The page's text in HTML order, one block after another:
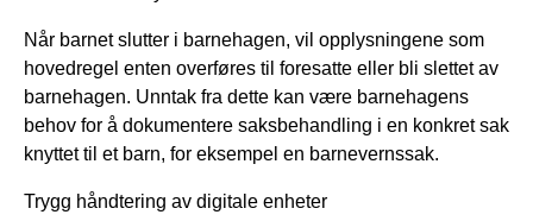
Når barnet slutter i barnehagen, vil opplysningene som
hovedregel enten overføres til foresatte eller bli slettet av
barnehagen. Unntak fra dette kan være barnehagens
behov for å dokumentere saksbehandling i en konkret sak
knyttet til et barn, for eksempel en barnevernssak.
Trygg håndtering av digitale enheter